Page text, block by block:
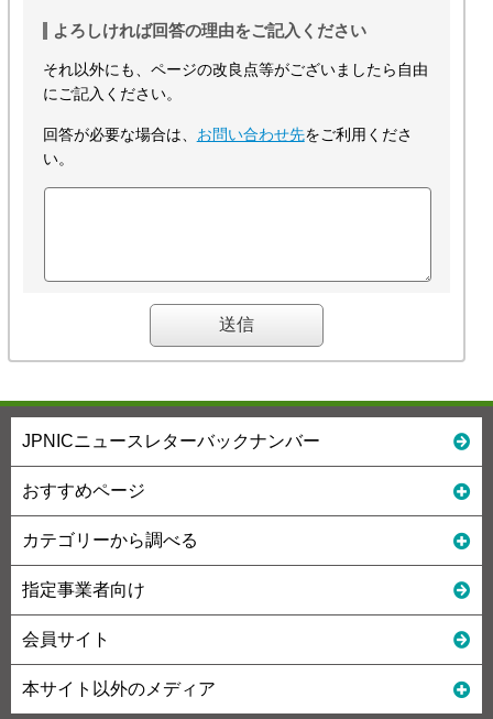
よろしければ回答の理由をご記入ください
それ以外にも、ページの改良点等がございましたら自由
にご記入ください。
回答が必要な場合は、 お問い合わせ先をご利用くださ
い。
JPNICニュースレターバックナンバー
おすすめページ
カテゴリーから調べる
指定事業者向け
会員サイト
本サイト以外のメディア